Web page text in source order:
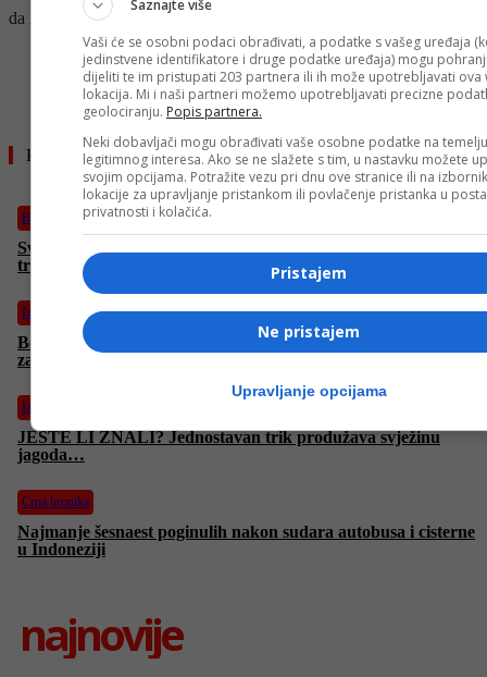
da ništa nije ukazivalo na ovakav tragičan ishod.
- OGLAS -
Pročitajte još
Biznis
Sve više mladih bira „mikropenziju“ umjesto burnouta: Novi
trend mijenja način rada i života
Izdvojeno
Berlin u NAJVEĆOJ PLJAČKI: Pogledajte eksplozivan teaser
za nastavak „La Casa de Papela“ (VIDEO)
Izdvojeno
JESTE LI ZNALI? Jednostavan trik produžava svježinu
jagoda…
Crna hronika
Najmanje šesnaest poginulih nakon sudara autobusa i cisterne
u Indoneziji
najnovije
Saznajte više
Vaši će se osobni podaci obrađivati, a podatke s vašeg uređaja
jedinstvene identifikatore i druge podatke uređaja) mogu
dijeliti te im pristupati 203 partnera ili ih može upotrebljavati ova
lokacija. Mi i naši partneri možemo upotrebljavati precizne
geolociranju. Popis partnera.
Neki dobavljači mogu obrađivati vaše osobne podatke na temelju
legitimnog interesa. Ako se ne slažete s tim, u nastavku možete
svojim opcijama. Potražite vezu pri dnu ove stranice ili na
lokacije za upravljanje pristankom ili povlačenje pristanka u
privatnosti i kolačića.
Pristajem
Ne pristajem
Upravljanje opcijama